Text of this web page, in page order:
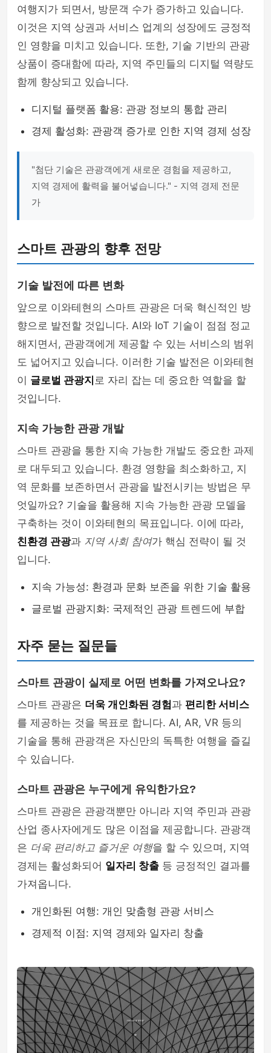
여행지가 되면서, 방문객 수가 증가하고 있습니다.
이것은 지역 상권과 서비스 업계의 성장에도 긍정적
인 영향을 미치고 있습니다. 또한, 기술 기반의 관광
상품이 증대함에 따라, 지역 주민들의 디지털 역량도
함께 향상되고 있습니다.
디지털 플랫폼 활용: 관광 정보의 통합 관리
경제 활성화: 관광객 증가로 인한 지역 경제 성장
"첨단 기술은 관광객에게 새로운 경험을 제공하고,
지역 경제에 활력을 불어넣습니다." - 지역 경제 전문
가
스마트 관광의 향후 전망
기술 발전에 따른 변화
앞으로 이와테현의 스마트 관광은 더욱 혁신적인 방
향으로 발전할 것입니다. AI와 IoT 기술이 점점 정교
해지면서, 관광객에게 제공할 수 있는 서비스의 범위
도 넓어지고 있습니다. 이러한 기술 발전은 이와테현
이 글로벌 관광지 로 자리 잡는 데 중요한 역할을 할
것입니다.
지속 가능한 관광 개발
스마트 관광을 통한 지속 가능한 개발도 중요한 과제
로 대두되고 있습니다. 환경 영향을 최소화하고, 지
역 문화를 보존하면서 관광을 발전시키는 방법은 무
엇일까요? 기술을 활용해 지속 가능한 관광 모델을
구축하는 것이 이와테현의 목표입니다. 이에 따라,
친환경 관광과 지역 사회 참여가 핵심 전략이 될 것
입니다.
지속 가능성: 환경과 문화 보존을 위한 기술 활용
글로벌 관광지화: 국제적인 관광 트렌드에 부합
자주 묻는 질문들
스마트 관광이 실제로 어떤 변화를 가져오나요?
스마트 관광은 더욱 개인화된 경험과 편리한 서비스
를 제공하는 것을 목표로 합니다. AI, AR, VR 등의
기술을 통해 관광객은 자신만의 독특한 여행을 즐길
수 있습니다.
스마트 관광은 누구에게 유익한가요?
스마트 관광은 관광객뿐만 아니라 지역 주민과 관광
산업 종사자에게도 많은 이점을 제공합니다. 관광객
은 더욱 편리하고 즐거운 여행을 할 수 있으며, 지역
경제는 활성화되어 일자리 창출 등 긍정적인 결과를
가져옵니다.
개인화된 여행: 개인 맞춤형 관광 서비스
경제적 이점: 지역 경제와 일자리 창출